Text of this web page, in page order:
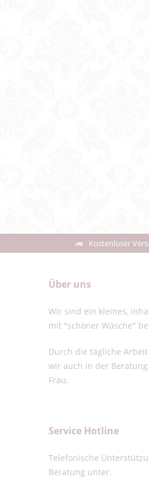
Kostenloser
Über uns
Wir sind ein kleines,
mit "schöner Wäsche"
Durch die tägliche
wir auch in der
Frau.
Service Hotline
Telefonische
Beratung unter: